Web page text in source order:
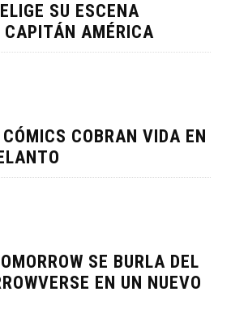
SU ESCENA
CAPITÁN AMÉRICA
COBRAN VIDA EN
SE BURLA DEL
EN UN NUEVO